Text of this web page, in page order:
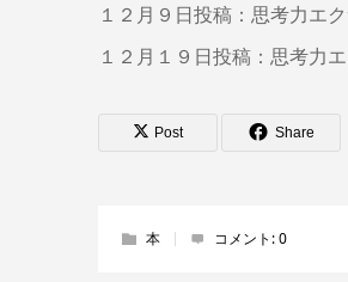
１２月９日投稿：思考力エ
１２月１９日投稿：思考力
Post Share
本 コメント:0